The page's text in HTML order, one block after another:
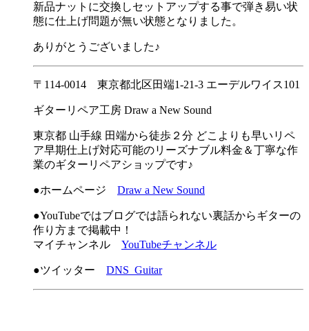
新品ナットに交換しセットアップする事で弾き易い状
態に仕上げ問題が無い状態となりました。
ありがとうございました♪
〒114-0014 東京都北区田端1-21-3 エーデルワイス101
ギターリペア工房 Draw a New Sound
東京都 山手線 田端から徒歩２分 どこよりも早いリペ
ア早期仕上げ対応可能のリーズナブル料金＆丁寧な作
業のギターリペアショップです♪
●ホームページ Draw a New Sound
●YouTubeではブログでは語られない裏話からギターの
作り方まで掲載中！
マイチャンネル YouTubeチャンネル
●ツイッター DNS_Guitar